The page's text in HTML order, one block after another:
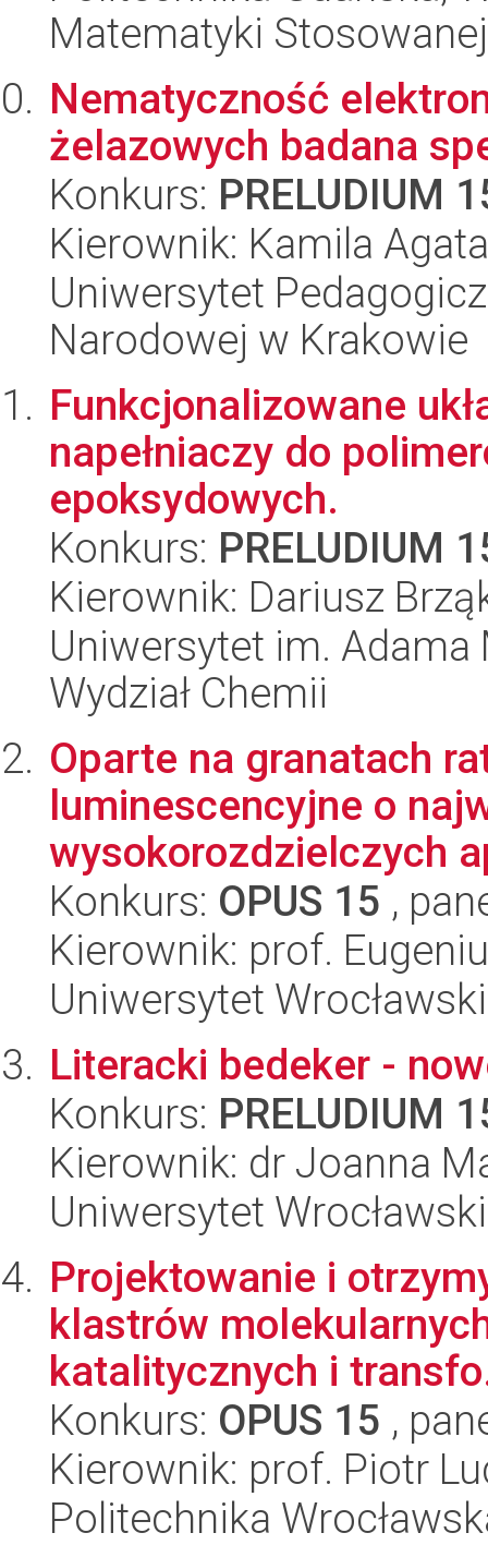
Matematyki Stosowanej
Nematyczność
żelazowych badana
Konkurs: PRELUDIUM
Kierownik: Kamila
Uniwersytet
Narodowej w Krakowie
Funkcjonalizowane
napełniaczy do
epoksydowych.
Konkurs: PRELUDIUM
Kierownik: Dariusz
Uniwersytet im.
Wydział Chemii
Oparte na granatach
luminescencyjne o
wysokorozdzielczych
Konkurs: OPUS 15 ,
Kierownik: prof.
Uniwersytet
Literacki bedeker -
Konkurs: PRELUDIUM
Kierownik: dr Joanna
Uniwersytet
Projektowanie i
klastrów
katalitycznych i
Konkurs: OPUS 15 ,
Kierownik: prof. Piotr
Politechnika